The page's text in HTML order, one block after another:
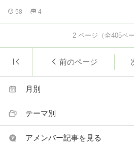
58 4
2 ページ（全405ペ
前のページ
月別
テーマ別
アメンバー記事を見る